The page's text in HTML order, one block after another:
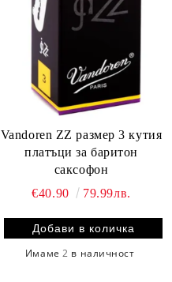
Vandoren ZZ размер 3 кутия
платъци за баритон
саксофон
€40.90
79.99лв.
Имаме2 в наличност